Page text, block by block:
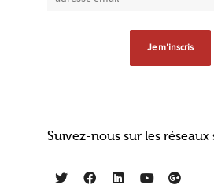
Suivez-nous sur les réseaux